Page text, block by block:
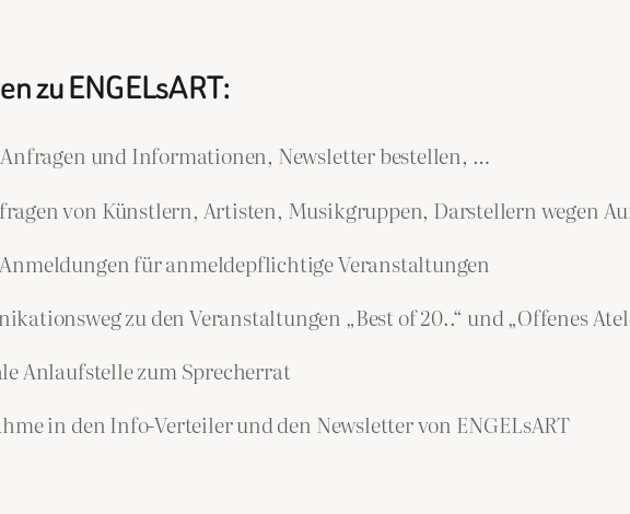
zu ENGELsART:
und Informationen, Newsletter bestellen, …
von Künstlern, Artisten, Musikgruppen, Darstellern wegen
für anmeldepflichtige Veranstaltungen
zu den Veranstaltungen „Best of 20..“ und „Offenes
Anlaufstelle zum Sprecherrat
in den Info-Verteiler und den Newsletter von ENGELsART